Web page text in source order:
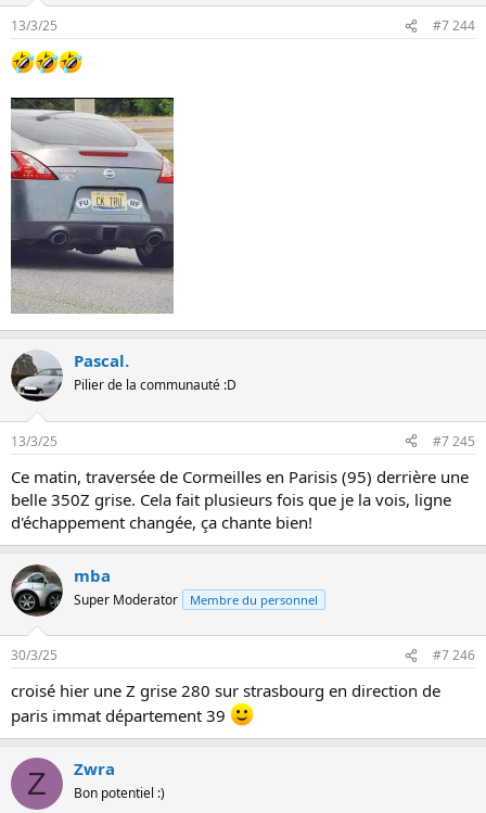
13/3/25 #7 244
Pascal.
Pilier de la communauté :D
13/3/25 #7 245
Ce matin, traversée de Cormeilles en Parisis (95) derrière une
belle 350Z grise. Cela fait plusieurs fois que je la vois, ligne
d'échappement changée, ça chante bien!
mba
Super Moderator Membre du personnel
30/3/25 #7 246
croisé hier une Z grise 280 sur strasbourg en direction de
paris immat département 39
Z Zwra
Bon potentiel :)